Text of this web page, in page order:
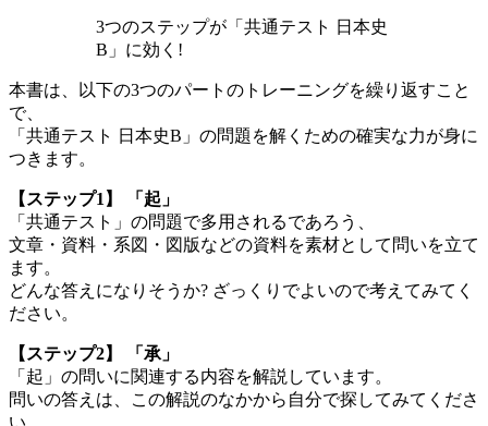
3つのステップが「共通テスト 日本史
B」に効く!
本書は、以下の3つのパートのトレーニングを繰り返すこと
で、
「共通テスト 日本史B」の問題を解くための確実な力が身に
つきます。
【ステップ1】 「起」
「共通テスト」の問題で多用されるであろう、
文章・資料・系図・図版などの資料を素材として問いを立て
ます。
どんな答えになりそうか? ざっくりでよいので考えてみてく
ださい。
【ステップ2】 「承」
「起」の問いに関連する内容を解説しています。
問いの答えは、この解説のなかから自分で探してみてくださ
い。